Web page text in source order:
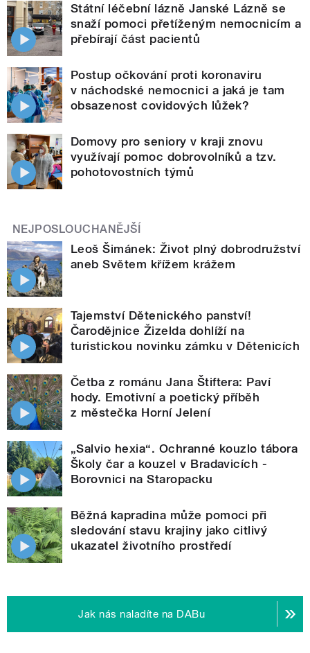
Státní léčební lázně Janské Lázně se
snaží pomoci přetíženým nemocnicím a
přebírají část pacientů
Postup očkování proti koronaviru
v náchodské nemocnici a jaká je tam
obsazenost covidových lůžek?
Domovy pro seniory v kraji znovu
využívají pomoc dobrovolníků a tzv.
pohotovostních týmů
NEJPOSLOUCHANĚJŠÍ
Leoš Šimánek: Život plný dobrodružství
aneb Světem křížem krážem
Tajemství Dětenického panství!
Čarodějnice Žizelda dohlíží na
turistickou novinku zámku v Dětenicích
Četba z románu Jana Štiftera: Paví
hody. Emotivní a poetický příběh
z městečka Horní Jelení
„Salvio hexia“. Ochranné kouzlo tábora
Školy čar a kouzel v Bradavicích -
Borovnici na Staropacku
Běžná kapradina může pomoci při
sledování stavu krajiny jako citlivý
ukazatel životního prostředí
Jak nás naladíte na DABu